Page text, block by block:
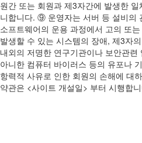
원간 또는 회원과 제3자간에 발생한
니합니다. ⑨ 운영자는 서버 등 설비의
소프트웨어의 운용 과정에서 고의 또
발생할 수 있는 시스템의 장애, 제3자
내외의 저명한 연구기관이나 보안관
아니한 컴퓨터 바이러스 등의 유포나
항력적 사유로 인한 회원의 손해에 대
약관은 <사이트 개설일> 부터 시행합